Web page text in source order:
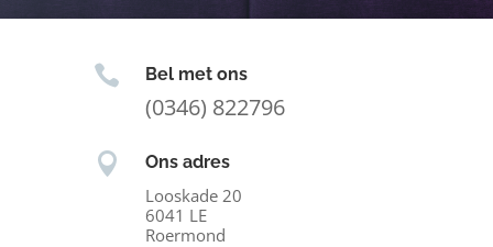
 Bel met ons
(0346) 822796
 Ons adres
Looskade 20
6041 LE
Roermond